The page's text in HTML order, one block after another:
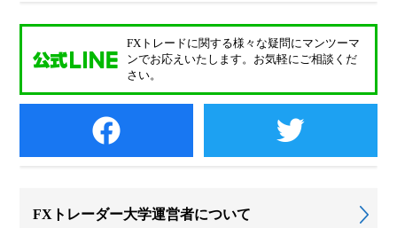
FXトレードに関する様々な疑問にマンツーマ
ンでお応えいたします。 お気軽にご相談くだ
さい。
FXトレーダー大学運営者について